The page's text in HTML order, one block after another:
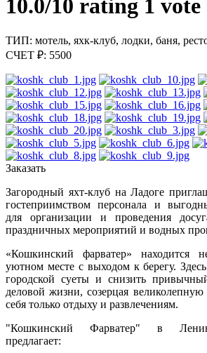
10.0/10 rating 1 vote
ТИП: мотель, яхк-клуб, лодки, баня,
СЧЕТ ₽: 5500
Заказать
Загородный яхт-клуб на Ладоге
гостеприимством персонала и
для организации и проведения
праздничных мероприятий и водных
«Кошкинский фарватер» находится
уютном месте с выходом к берегу.
городской суеты и снизить
деловой жизни, созерцая
себя только отдыху и развлечениям.
"Кошкинский Фарватер" в
предлагает: